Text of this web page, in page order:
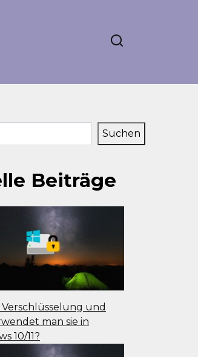
Suchen
Beiträge
Verschlüsselung und
man sie in
10/11?